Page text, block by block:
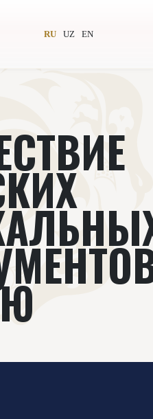
RU UZ EN
Всемирное общество
Новости
Подкасты
Видеолекторий